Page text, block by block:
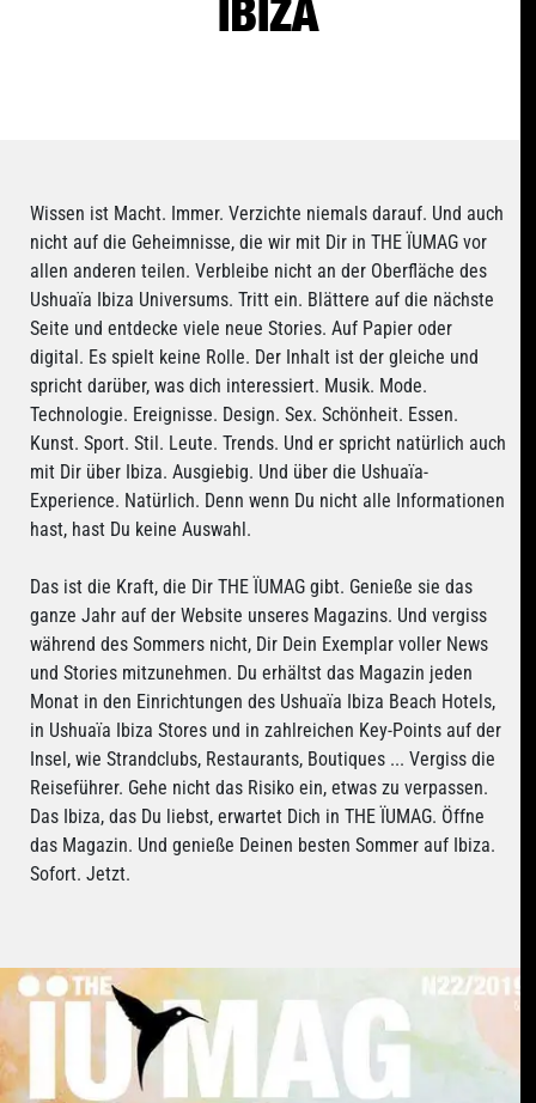
IBIZA
Wissen ist Macht. Immer. Verzichte niemals darauf. Und auch
nicht auf die Geheimnisse, die wir mit Dir in THE ÏUMAG vor
allen anderen teilen. Verbleibe nicht an der Oberfläche des
Ushuaïa Ibiza Universums. Tritt ein. Blättere auf die nächste
Seite und entdecke viele neue Stories. Auf Papier oder
digital. Es spielt keine Rolle. Der Inhalt ist der gleiche und
spricht darüber, was dich interessiert. Musik. Mode.
Technologie. Ereignisse. Design. Sex. Schönheit. Essen.
Kunst. Sport. Stil. Leute. Trends. Und er spricht natürlich auch
mit Dir über Ibiza. Ausgiebig. Und über die Ushuaïa-
Experience. Natürlich. Denn wenn Du nicht alle Informationen
hast, hast Du keine Auswahl.
Das ist die Kraft, die Dir THE ÏUMAG gibt. Genieße sie das
ganze Jahr auf der Website unseres Magazins. Und vergiss
während des Sommers nicht, Dir Dein Exemplar voller News
und Stories mitzunehmen. Du erhältst das Magazin jeden
Monat in den Einrichtungen des Ushuaïa Ibiza Beach Hotels,
in Ushuaïa Ibiza Stores und in zahlreichen Key-Points auf der
Insel, wie Strandclubs, Restaurants, Boutiques ... Vergiss die
Reiseführer. Gehe nicht das Risiko ein, etwas zu verpassen.
Das Ibiza, das Du liebst, erwartet Dich in THE ÏUMAG. Öffne
das Magazin. Und genieße Deinen besten Sommer auf Ibiza.
Sofort. Jetzt.